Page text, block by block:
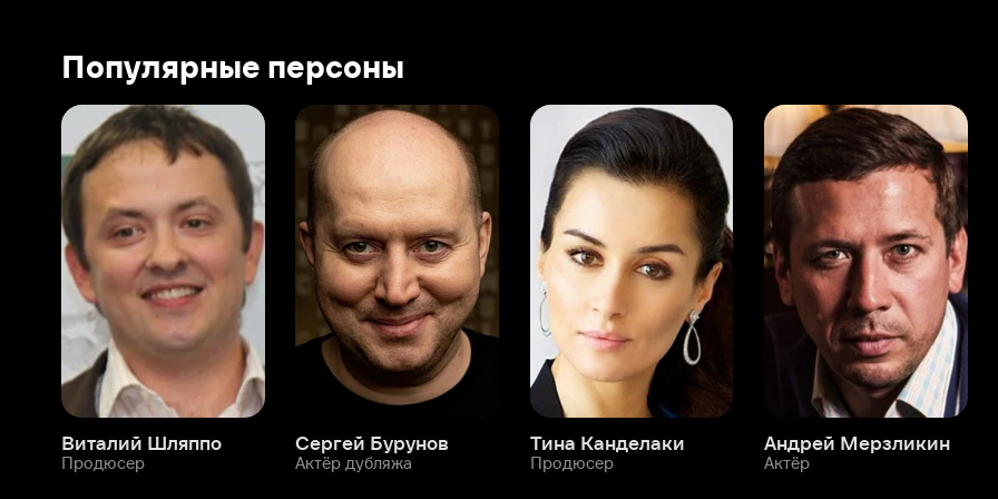
Виталий Шляппо
Продюсер
Сергей Бурунов
Актёр дубляжа
Тина Канделаки
Продюсер
Андрей Мерзликин
Актёр Актёр
Мой Иви Максим Филатов
О нас
О компании
Вакансии
Разделы
Фильмы
Служба поддержки
Мы всегда готовы вам помочь.
Наши операторы онлайн 24/7